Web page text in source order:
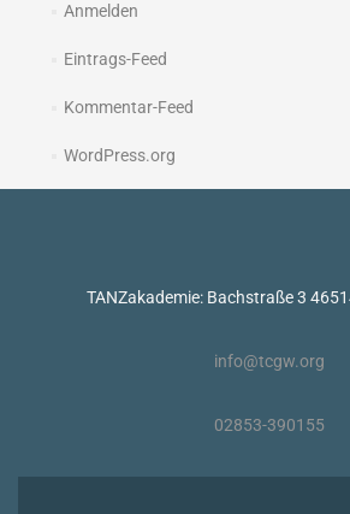
Anmelden
Eintrags-Feed
Kommentar-Feed
WordPress.org
TANZakademie: Bachstraße 3
info@tcgw.org
02853-390155